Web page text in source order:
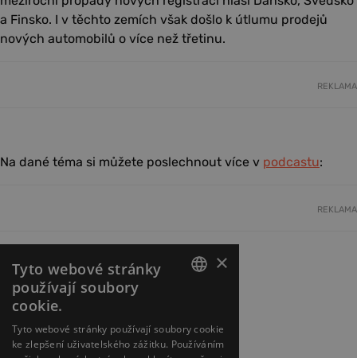
a Finsko. I v těchto zemích však došlo k útlumu prodejů
nových automobilů o více než třetinu.
REKLAMA
Na dané téma si můžete poslechnout více v podcastu:
REKLAMA